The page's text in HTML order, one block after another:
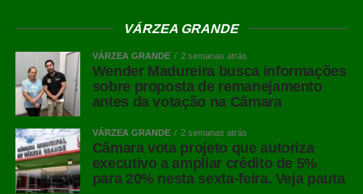
VÁRZEA GRANDE
VÁRZEA GRANDE 2 semanas atrás
Wender Madureira busca informações
sobre proposta de remanejamento
antes da votação na Câmara
VÁRZEA GRANDE 2 semanas atrás
Câmara vota projeto que autoriza
executivo a ampliar crédito de 5%
para 20% nesta sexta-feira. Veja pauta